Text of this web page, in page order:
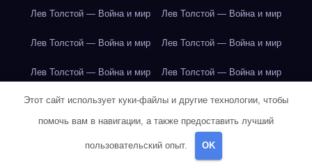
Лев Толстой — Война и мир Лев Толстой — Война и мир
Лев Толстой — Война и мир Лев Толстой — Война и мир
Лев Толстой — Война и мир Лев Толстой — Война и мир
Лондон Лондон Лондон Лондон Лондон Лондон
Лондон
Лондон Лос-Анджелес
Этот сайт использует куки-файлы и другие технологии, чтобы
помочь вам в навигации, а также предоставить лучший
пользовательский опыт. OK